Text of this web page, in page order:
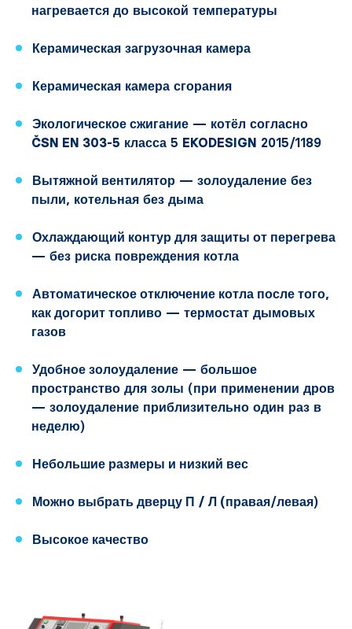
нагревается до высокой температуры
Керамическая загрузочная камера
Керамическая камера сгорания
Экологическое сжигание — котёл согласно
ČSN EN 303-5 класса 5 EKODESIGN 2015/1189
Вытяжной вентилятор — золоудаление без
пыли, котельная без дыма
Охлаждающий контур для защиты от перегрева
— без риска повреждения котла
Автоматическое отключение котла после того,
как догорит топливо — термостат дымовых
газов
Удобное золоудаление — большое
пространство для золы (при применении дров
— золоудаление приблизительно один раз в
неделю)
Небольшие размеры и низкий вес
Можно выбрать дверцу П / Л (правая/левая)
Высокое качество